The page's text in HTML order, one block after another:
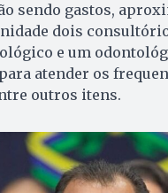
sendo gastos,
dois
e um
atender os
outros itens.